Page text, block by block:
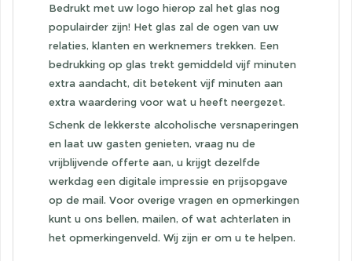
Bedrukt met uw logo hierop zal het glas nog
populairder zijn! Het glas zal de ogen van uw
relaties, klanten en werknemers trekken. Een
bedrukking op glas trekt gemiddeld vijf minuten
extra aandacht, dit betekent vijf minuten aan
extra waardering voor wat u heeft neergezet.
Schenk de lekkerste alcoholische versnaperingen
en laat uw gasten genieten, vraag nu de
vrijblijvende offerte aan, u krijgt dezelfde
werkdag een digitale impressie en prijsopgave
op de mail. Voor overige vragen en opmerkingen
kunt u ons bellen, mailen, of wat achterlaten in
het opmerkingenveld. Wij zijn er om u te helpen.